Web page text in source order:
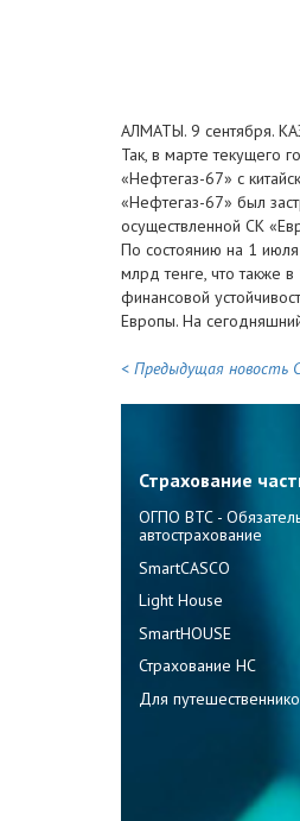
АЛМАТЫ. 9 сентября.
Так, в марте текущего
«Нефтегаз-67» с
«Нефтегаз-67» был
осуществленной СК
По состоянию на 1
млрд тенге, что также
финансовой
Европы. На
< Предыдущая новость
Страхование
ОГПО ВТС -
автострахование
SmartCASCO
Light House
SmartHOUSE
Страхование НС
Для